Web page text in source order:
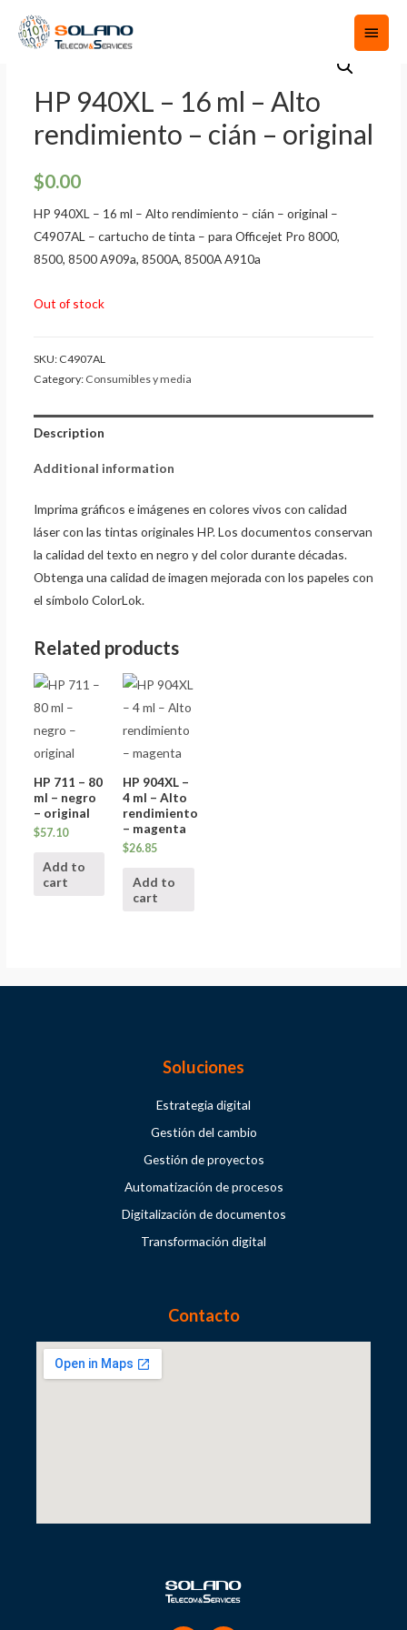
HP 940XL – 16 ml – Alto
rendimiento – cián – original
$0.00
HP 940XL – 16 ml – Alto rendimiento – cián – original –
C4907AL – cartucho de tinta – para Officejet Pro 8000,
8500, 8500 A909a, 8500A, 8500A A910a
Out of stock
SKU: C4907AL
Category: Consumibles y media
Description
Additional information
Imprima gráficos e imágenes en colores vivos con calidad
láser con las tintas originales HP. Los documentos conservan
la calidad del texto en negro y del color durante décadas.
Obtenga una calidad de imagen mejorada con los papeles con
el símbolo ColorLok.
Related products
HP 711 – 80
ml – negro
– original
$57.10
Add to
cart
HP 904XL –
4 ml – Alto
rendimiento
– magenta
$26.85
Add to
cart
Soluciones
Estrategia digital
Gestión del cambio
Gestión de proyectos
Automatización de procesos
Digitalización de documentos
Transformación digital
Contacto